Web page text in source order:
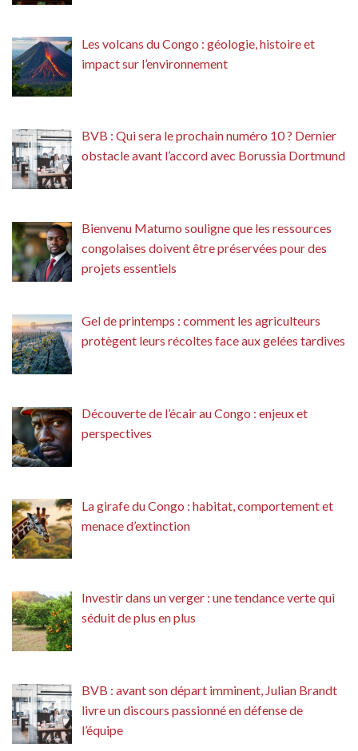
Les volcans du Congo : géologie, histoire et
impact sur l’environnement
BVB : Qui sera le prochain numéro 10 ? Dernier
obstacle avant l’accord avec Borussia Dortmund
Bienvenu Matumo souligne que les ressources
congolaises doivent être préservées pour des
projets essentiels
Gel de printemps : comment les agriculteurs
protègent leurs récoltes face aux gelées tardives
Découverte de l’écair au Congo : enjeux et
perspectives
La girafe du Congo : habitat, comportement et
menace d’extinction
Investir dans un verger : une tendance verte qui
séduit de plus en plus
BVB : avant son départ imminent, Julian Brandt
livre un discours passionné en défense de
l’équipe